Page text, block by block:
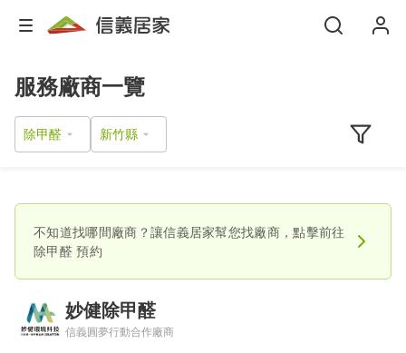
服務廠商一覽
除甲醛
不知道找哪間廠商？讓信義居家幫您找廠商，點擊前往
除甲醛預約
妙健除甲醛
信義圓夢行動合作廠商